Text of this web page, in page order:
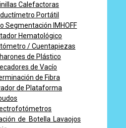
Calefactoras
Portátil
Segmentación IMHOFF
Hematológico
/ Cuentapiezas
de Plástico
de Vacío
de Fibra
de Plataforma
de Botella Lavaojos